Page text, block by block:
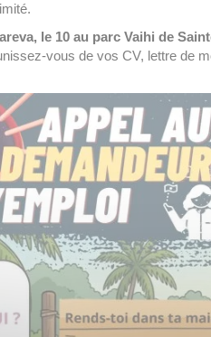
le 10 au parc Vaihi de
vous de vos CV, lettre de